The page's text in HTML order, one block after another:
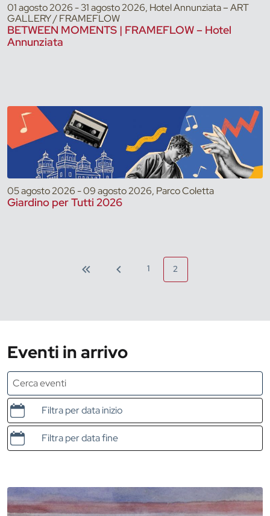
01 agosto 2026 - 31 agosto 2026, Hotel Annunziata – ART
GALLERY / FRAMEFLOW
BETWEEN MOMENTS | FRAMEFLOW – Hotel
Annunziata
05 agosto 2026 - 09 agosto 2026, Parco Coletta
Giardino per Tutti 2026
1 2
Eventi in arrivo
Data e ora di inizio
Data e ora di fine